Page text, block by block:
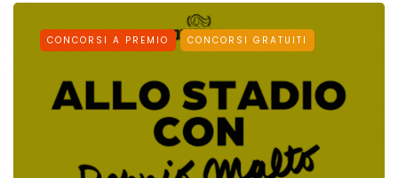
CONCORSI A PREMIO CONCORSI GRATUITI